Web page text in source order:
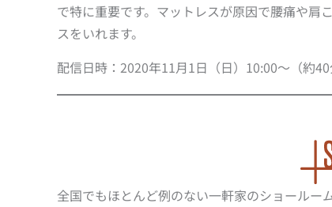
で特に重要です。マットレスが原因で腰痛や肩
スをいれます。
配信日時：2020年11月1日（日）10:00～（約40
全国でもほとんど例のない一軒家のショールー